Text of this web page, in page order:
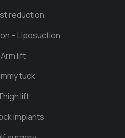
reduction
– Liposuction
Arm lift
tuck
lift
implants